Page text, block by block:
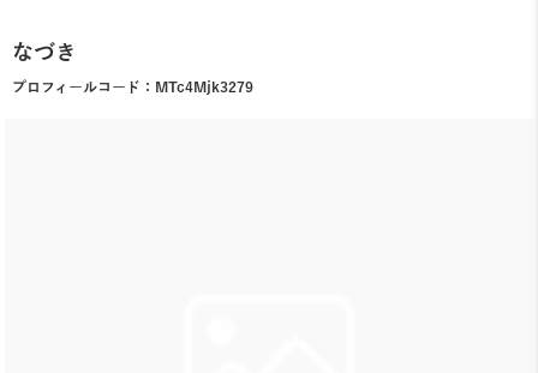
なづき
プロフィールコード： MTc4Mjk3279